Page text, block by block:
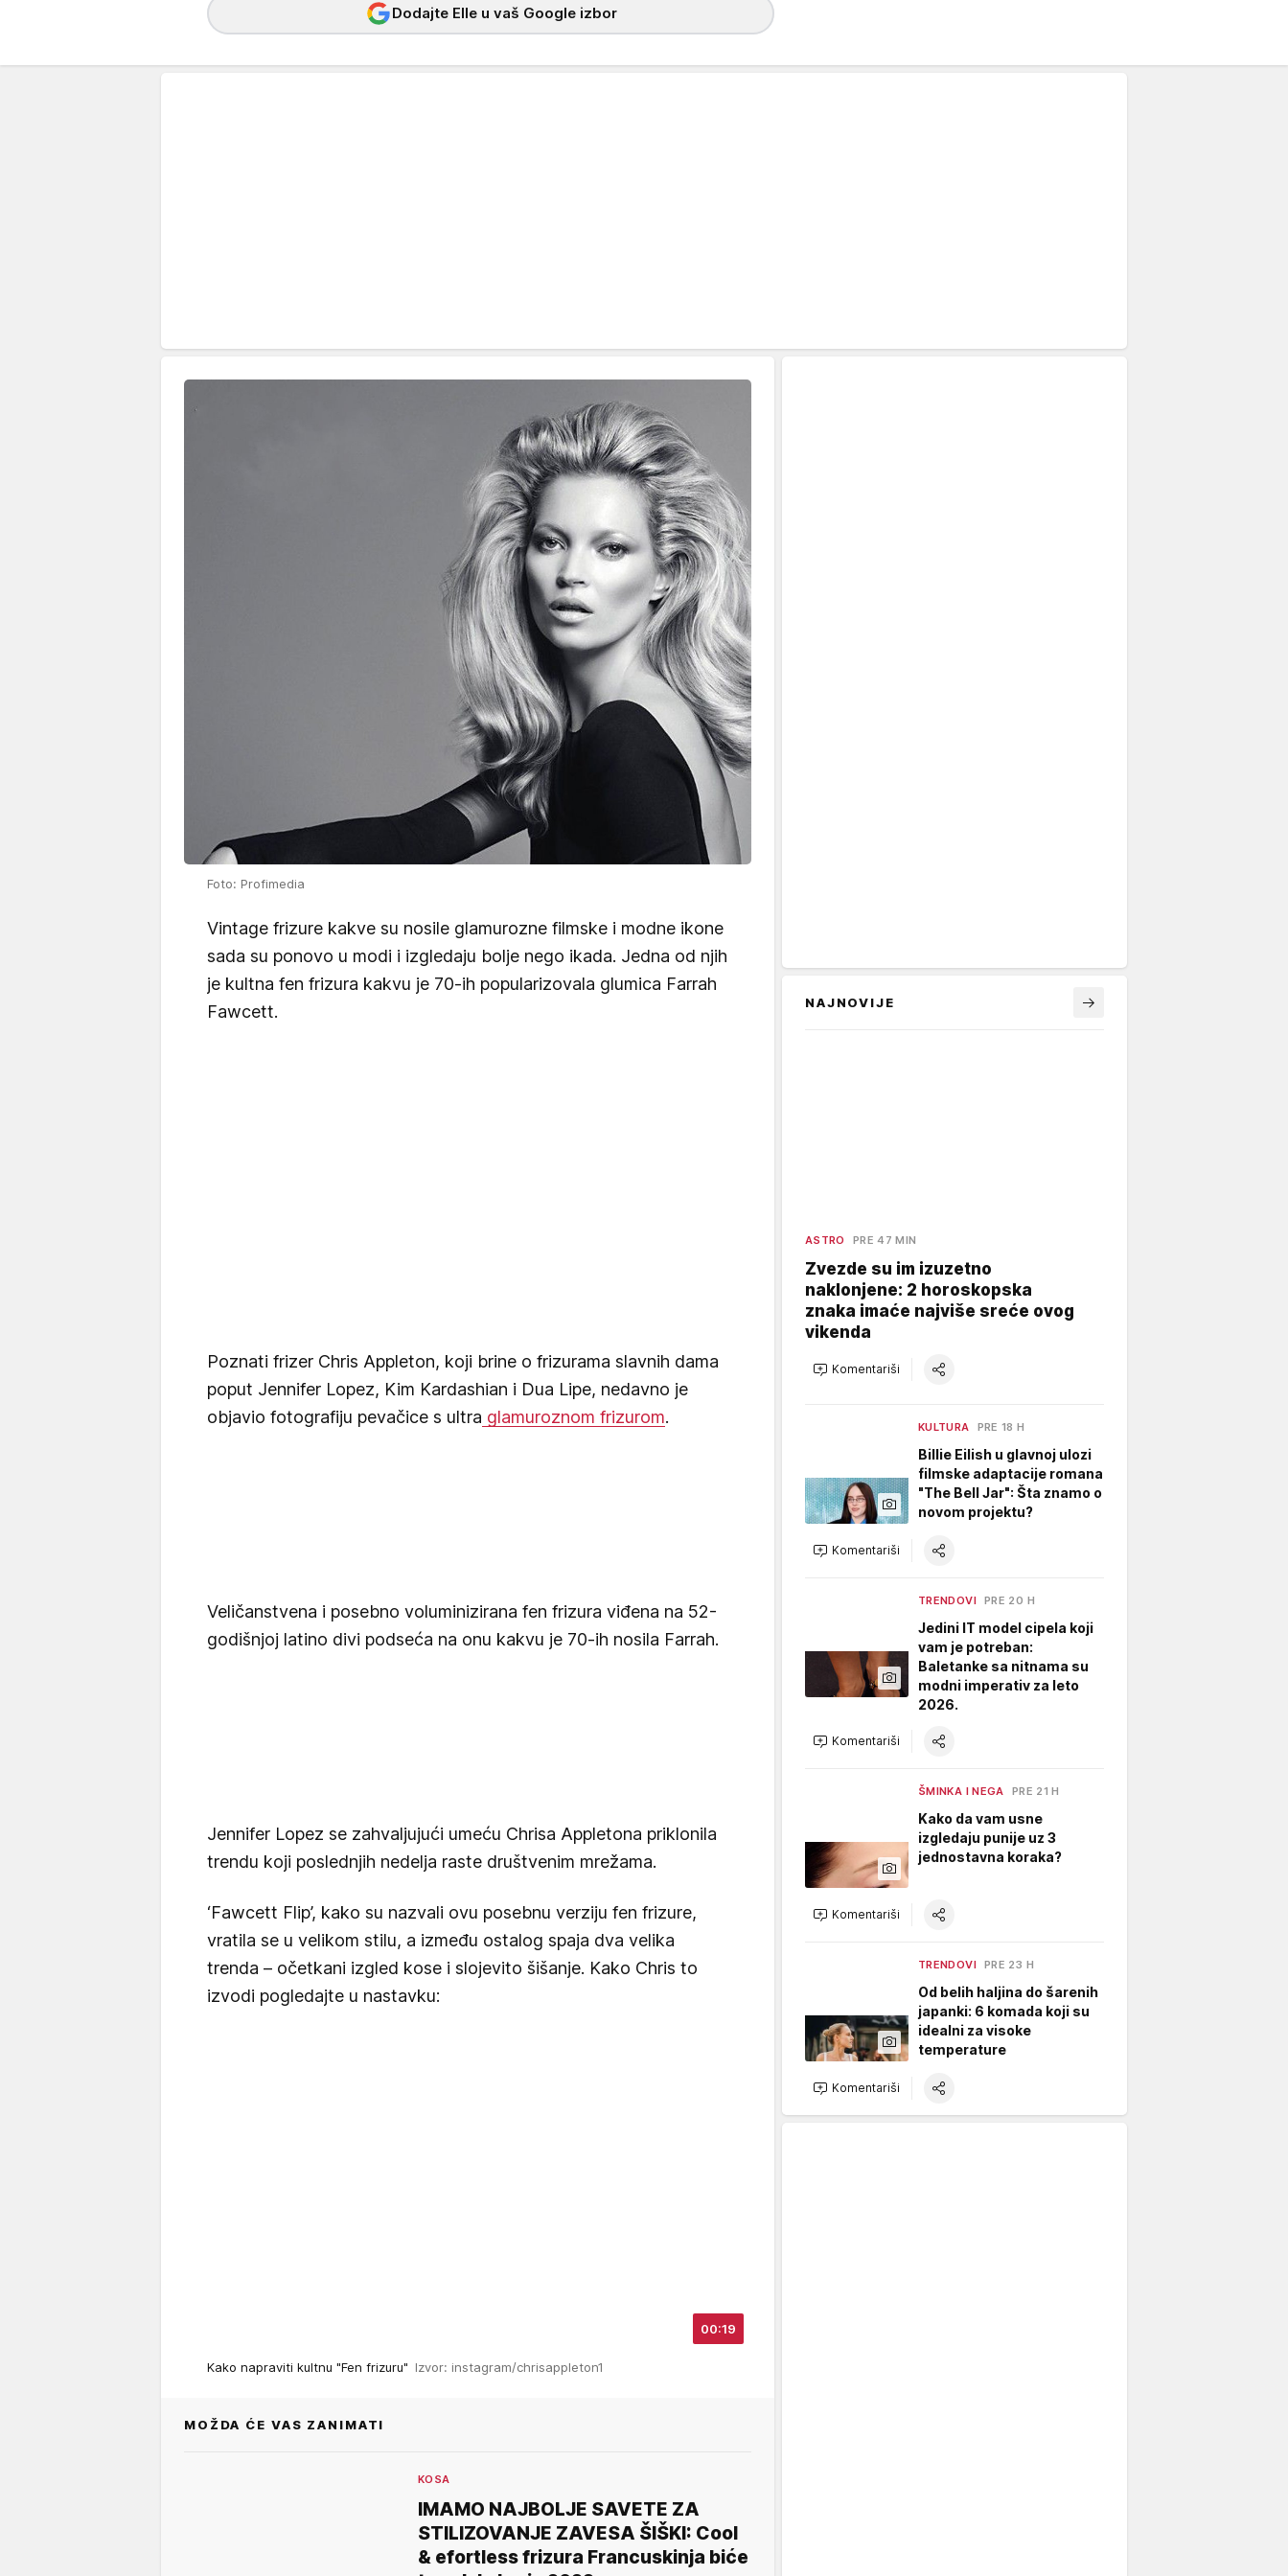
Dodajte Elle u vaš Google izbor
Foto: Profimedia
Vintage frizure kakve su nosile glamurozne filmske i modne ikone
sada su ponovo u modi i izgledaju bolje nego ikada. Jedna od njih
je kultna fen frizura kakvu je 70-ih popularizovala glumica Farrah
Fawcett.
Poznati frizer Chris Appleton, koji brine o frizurama slavnih dama
poput Jennifer Lopez, Kim Kardashian i Dua Lipe, nedavno je
objavio fotografiju pevačice s ultra glamuroznom frizurom.
Veličanstvena i posebno voluminizirana fen frizura viđena na 52-
godišnjoj latino divi podseća na onu kakvu je 70-ih nosila Farrah.
Jennifer Lopez se zahvaljujući umeću Chrisa Appletona priklonila
trendu koji poslednjih nedelja raste društvenim mrežama.
‘Fawcett Flip’, kako su nazvali ovu posebnu verziju fen frizure,
vratila se u velikom stilu, a između ostalog spaja dva velika
trenda – očetkani izgled kose i slojevito šišanje. Kako Chris to
izvodi pogledajte u nastavku:
00:19
Kako napraviti kultnu "Fen frizuru" Izvor: instagram/chrisappleton1
MOŽDA ĆE VAS ZANIMATI
KOSA
IMAMO NAJBOLJE SAVETE ZA
STILIZOVANJE ZAVESA ŠIŠKI: Cool
& efortless frizura Francuskinja biće
NAJNOVIJE
ASTRO PRE 47 MIN
Zvezde su im izuzetno
naklonjene: 2 horoskopska
znaka imaće najviše sreće ovog
vikenda
Komentariši
KULTURA PRE 18 H
Billie Eilish u glavnoj ulozi
filmske adaptacije romana
"The Bell Jar": Šta znamo o
novom projektu?
Komentariši
TRENDOVI PRE 20 H
Jedini IT model cipela koji
vam je potreban:
Baletanke sa nitnama su
modni imperativ za leto
2026.
Komentariši
ŠMINKA I NEGA PRE 21 H
Kako da vam usne
izgledaju punije uz 3
jednostavna koraka?
Komentariši
TRENDOVI PRE 23 H
Od belih haljina do šarenih
japanki: 6 komada koji su
idealni za visoke
temperature
Komentariši